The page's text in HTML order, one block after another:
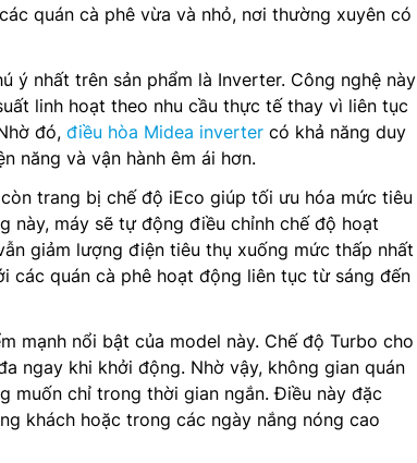
quán cà phê vừa và nhỏ, nơi thường xuyên có
ý nhất trên sản phẩm là Inverter. Công nghệ này
linh hoạt theo nhu cầu thực tế thay vì liên tục
đó, điều hòa Midea inverter có khả năng duy
năng và vận hành êm ái hơn.
trang bị chế độ iEco giúp tối ưu hóa mức tiêu
này, máy sẽ tự động điều chỉnh chế độ hoạt
giảm lượng điện tiêu thụ xuống mức thấp nhất
các quán cà phê hoạt động liên tục từ sáng đến
mạnh nổi bật của model này. Chế độ Turbo cho
ngay khi khởi động. Nhờ vậy, không gian quán
muốn chỉ trong thời gian ngắn. Điều này đặc
khách hoặc trong các ngày nắng nóng cao